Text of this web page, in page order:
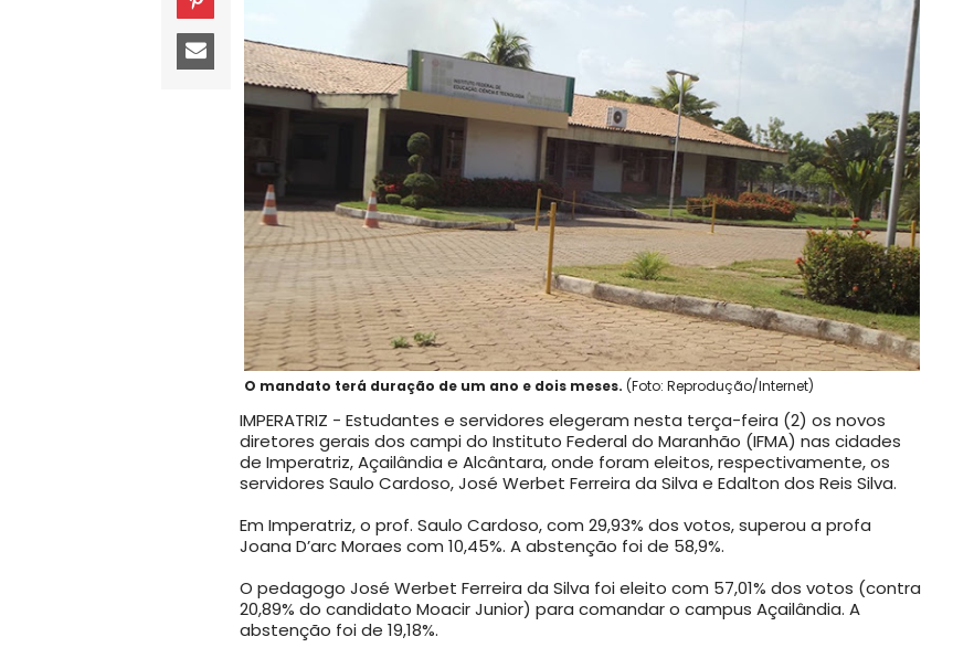
O mandato terá duração de um ano e dois meses. (Foto: Reprodução/Internet)
IMPERATRIZ - Estudantes e servidores elegeram nesta terça-feira (2) os novos
diretores gerais dos campi do Instituto Federal do Maranhão (IFMA) nas cidades
de Imperatriz, Açailândia e Alcântara, onde foram eleitos, respectivamente, os
servidores Saulo Cardoso, José Werbet Ferreira da Silva e Edalton dos Reis Silva.
Em Imperatriz, o prof. Saulo Cardoso, com 29,93% dos votos, superou a profa
Joana D’arc Moraes com 10,45%. A abstenção foi de 58,9%.
O pedagogo José Werbet Ferreira da Silva foi eleito com 57,01% dos votos (contra
20,89% do candidato Moacir Junior) para comandar o campus Açailândia. A
abstenção foi de 19,18%.